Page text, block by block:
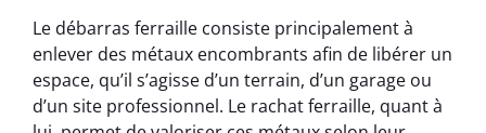
Le débarras ferraille consiste principalement à
enlever des métaux encombrants afin de libérer un
espace, qu’il s’agisse d’un terrain, d’un garage ou
d’un site professionnel. Le rachat ferraille, quant à